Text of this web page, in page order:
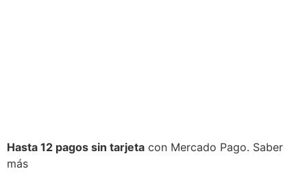
Hasta 12 pagos sin tarjeta con Mercado Pago. Saber
más